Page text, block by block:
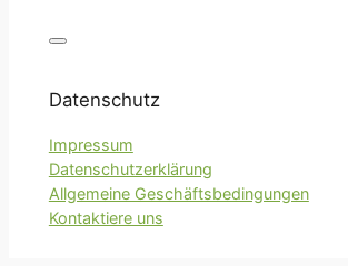
Datenschutz
Impressum
Datenschutzerklärung
Allgemeine Geschäftsbedingungen
Kontaktiere uns